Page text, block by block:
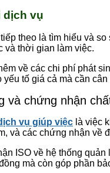
dịch vụ
theo là tìm hiểu và
và thời gian làm việc.
về các chi phí phát
tố giá cả mà cần
và chứng nhận
vụ giúp việc là việc
và các chứng nhận về
ISO về hệ thống
mà còn góp phần